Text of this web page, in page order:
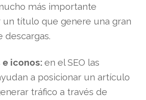
más importante
un título que genere una gran
descargas.
e iconos:en el SEO las
a posicionar un artículo
tráfico a través de